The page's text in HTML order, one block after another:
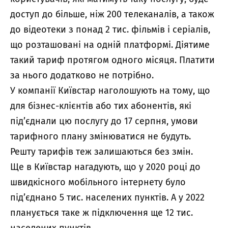
доступ до більше, ніж 200 телеканалів, а також
до відеотеки з понад 2 тис. фільмів і серіалів,
що розташовані на одній платформі. Діятиме
такий тариф протягом одного місяця. Платити
за нього додатково не потрібно.
У компанії Київстар наголошують на тому, що
для бізнес-клієнтів або тих абонентів, які
під’єднали цю послугу до 17 серпня, умови
тарифного плану змінюватися не будуть.
Решту тарифів теж залишаються без змін.
Ще в Київстар нагадують, що у 2020 році до
швидкісного мобільного інтернету було
під’єднано 5 тис. населених пунктів. А у 2022
планується таке ж підключення ще 12 тис.